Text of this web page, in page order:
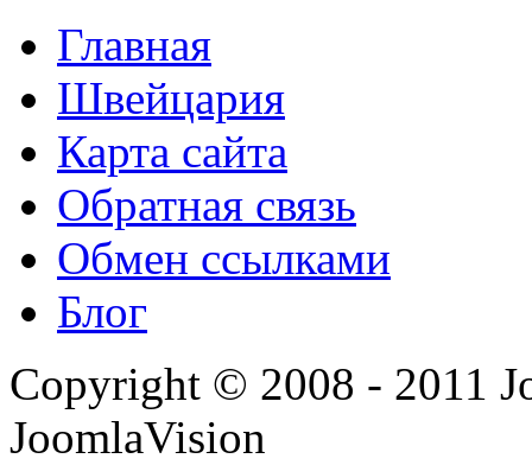
Главная
Швейцария
Карта сайта
Обратная связь
Обмен ссылками
Блог
Copyright © 2008 - 2011
JoomlaVision